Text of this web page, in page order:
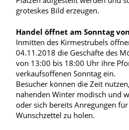
groteskes Bild erzeugen.
Handel öffnet am Sonntag
Inmitten des Kirmestrubels
04.11.2018 die Geschäfte des
von 13:00 bis 18:00 Uhr ihre
verkaufsoffenen Sonntag ein.
Besucher können die Zeit
nahenden Winter modisch und
oder sich bereits Anregungen
Wunschzettel zu holen.